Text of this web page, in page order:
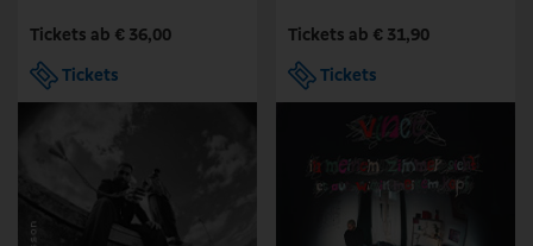
Tickets ab € 36,00
Tickets
Tickets ab € 31,90
Tickets